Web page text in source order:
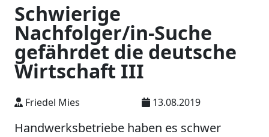
Schwierige
Nachfolger/in-Suche
gefährdet die deutsche
Wirtschaft III
Friedel Mies 13.08.2019
Handwerksbetriebe haben es schwer